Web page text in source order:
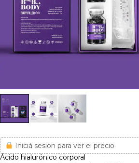
Iniciá sesión para ver el precio
Ácido hialurónico corporal